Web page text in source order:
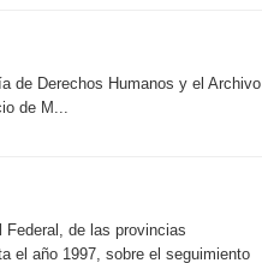
de Derechos Humanos y el Archivo
de M...
de las provincias
el año 1997, sobre el seguimiento